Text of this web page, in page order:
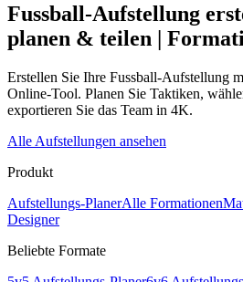
Fussball-Aufstellung
planen & teilen |
Erstellen Sie Ihre Fussball-Aufstellung
Online-Tool. Planen Sie Taktiken,
exportieren Sie das Team in 4K.
Alle Aufstellungen ansehen
Produkt
Aufstellungs-PlanerAlle Formationen
Designer
Beliebte Formate